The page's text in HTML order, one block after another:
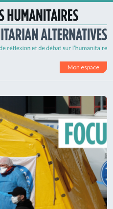
Mon espace